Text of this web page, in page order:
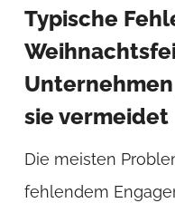
Typische
sie vermeidet
Die meisten
fehlendem